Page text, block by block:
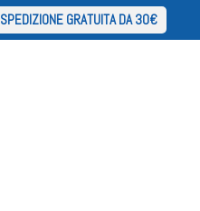
SPEDIZIONE GRATUITA DA 30€